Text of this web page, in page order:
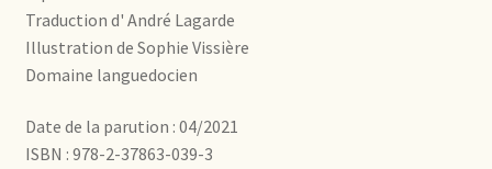
Traduction d' André Lagarde
Illustration de Sophie Vissière
Domaine languedocien
Date de la parution : 04/2021
ISBN : 978-2-37863-039-3